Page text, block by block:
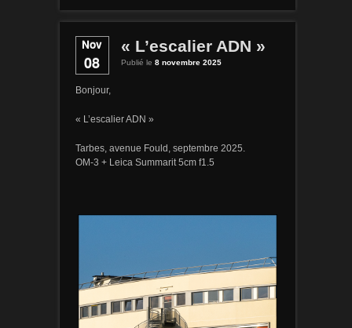
Nov
08
« L’escalier ADN »
Publié le 8 novembre 2025
Bonjour,
« L’escalier ADN »
Tarbes, avenue Fould, septembre 2025.
OM-3 + Leica Summarit 5cm f1.5